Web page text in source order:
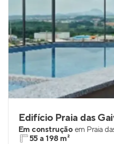
Edifício Praia das
Em construção em Praia
55 a 198 m²